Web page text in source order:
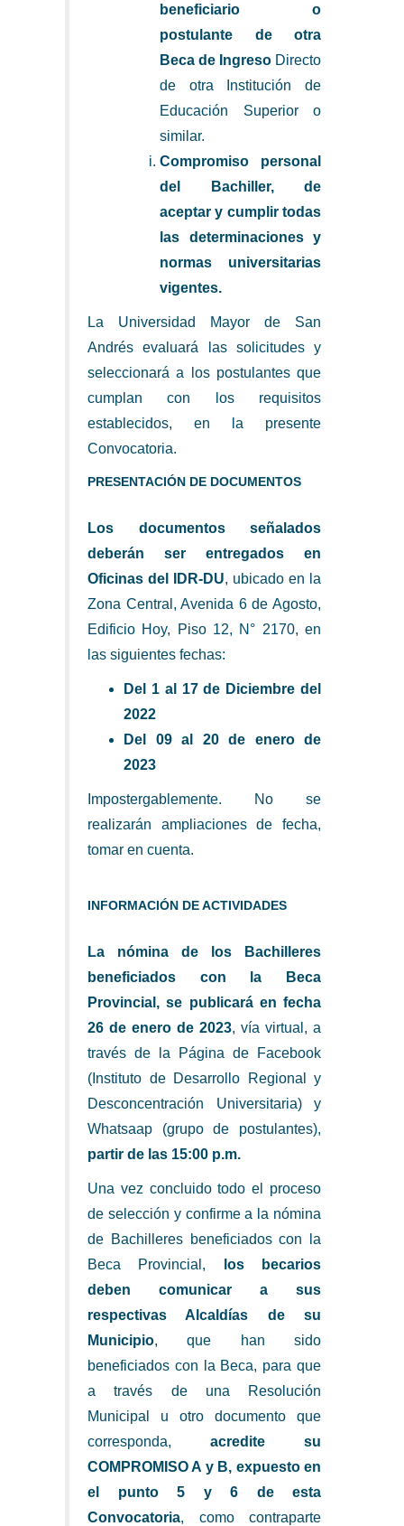
beneficiario o
postulante de otra
Beca de Ingreso Directo
de otra Institución de
Educación Superior o
similar.
Compromiso personal
del Bachiller, de
aceptar y cumplir todas
las determinaciones y
normas universitarias
vigentes.
La Universidad Mayor de San
Andrés evaluará las solicitudes y
seleccionará a los postulantes que
cumplan con los requisitos
establecidos, en la presente
Convocatoria.
PRESENTACIÓN DE DOCUMENTOS
Los documentos señalados
deberán ser entregados en
Oficinas del IDR-DU, ubicado en la
Zona Central, Avenida 6 de Agosto,
Edificio Hoy, Piso 12, N° 2170, en
las siguientes fechas:
Del 1 al 17 de Diciembre del
2022
Del 09 al 20 de enero de
2023
Impostergablemente. No se
realizarán ampliaciones de fecha,
tomar en cuenta.
INFORMACIÓN DE ACTIVIDADES
La nómina de los Bachilleres
beneficiados con la Beca
Provincial, se publicará en fecha
26 de enero de 2023, vía virtual, a
través de la Página de Facebook
(Instituto de Desarrollo Regional y
Desconcentración Universitaria) y
Whatsaap (grupo de postulantes),
partir de las 15:00 p.m.
Una vez concluido todo el proceso
de selección y confirme a la nómina
de Bachilleres beneficiados con la
Beca Provincial,
los becarios
deben comunicar a sus
respectivas Alcaldías de su
Municipio, que han sido
beneficiados con la Beca, para que
a través de una Resolución
Municipal u otro documento que
corresponda, acredite su
COMPROMISO A y B, expuesto en
el punto 5 y 6 de esta
Convocatoria, como contraparte